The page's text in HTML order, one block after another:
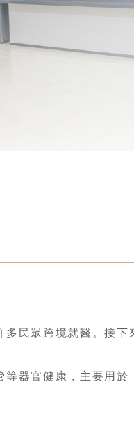
民眾跨境就醫。接
器官健康，主要用於